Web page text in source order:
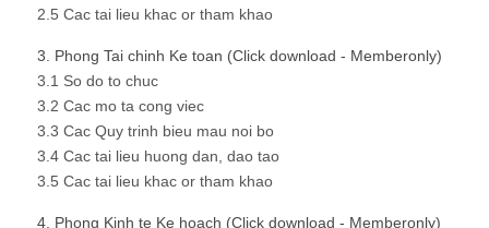
2.5 Cac tai lieu khac or tham khao
3. Phong Tai chinh Ke toan (Click download - Memberonly)
3.1 So do to chuc
3.2 Cac mo ta cong viec
3.3 Cac Quy trinh bieu mau noi bo
3.4 Cac tai lieu huong dan, dao tao
3.5 Cac tai lieu khac or tham khao
4. Phong Kinh te Ke hoach (Click download - Memberonly)